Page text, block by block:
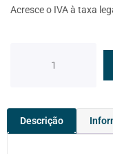
Acresce o IVA à taxa
Descrição